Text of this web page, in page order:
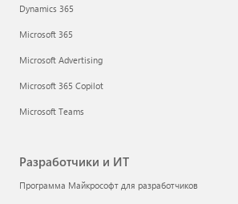
Dynamics 365
Microsoft 365
Microsoft Advertising
Microsoft 365 Copilot
Microsoft Teams
Разработчики и ИТ
Программа Майкрософт для разработчиков